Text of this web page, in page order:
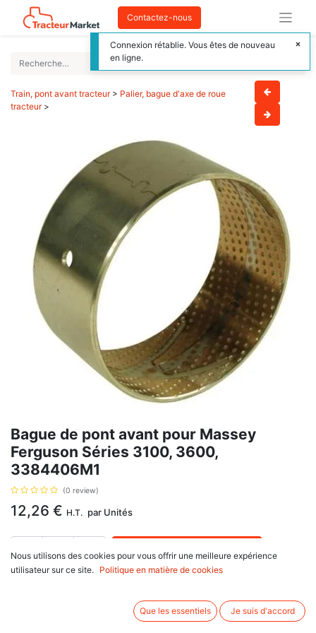
Contactez-nous
Train, pont avant tracteur> Palier, bague d'axe de roue
tracteur>
Bague de pont avant pour Massey
Ferguson Séries 3100, 3600,
3384406M1
(0 review)
12,26 € H.T. par Unités
AJOUTER AU PANIER
Référence 3384406M1, pour Massey Ferguson
Nous utilisons des cookies pour vous offrir une meilleure expérience
utilisateur sur ce site.
Politique en matière de cookies
Que les essentiels Je suis d'accord
Connexion rétablie. Vous êtes de nouveau
en ligne.